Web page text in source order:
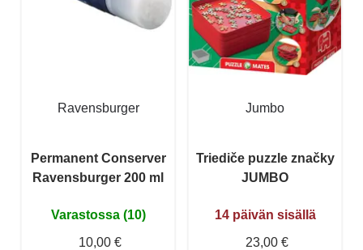
Ravensburger
Permanent Conserver
Ravensburger 200 ml
Varastossa (10)
10,00 €
Jumbo
Triediče puzzle značky
JUMBO
14 päivän sisällä
23,00 €